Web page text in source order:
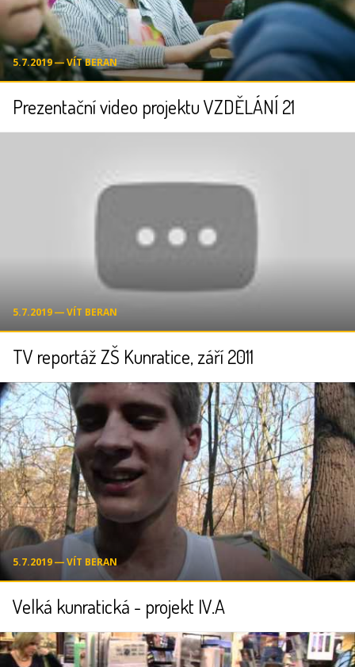
5.7.2019 ― VÍT BERAN
Prezentační video projektu VZDĚLÁNÍ 21
5.7.2019 ― VÍT BERAN
TV reportáž ZŠ Kunratice, září 2011
5.7.2019 ― VÍT BERAN
Velká kunratická - projekt IV.A